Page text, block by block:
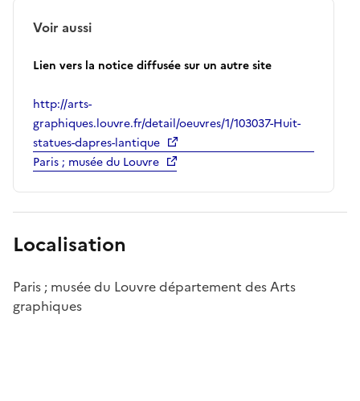
Voir aussi
Lien vers la notice diffusée sur un autre site
http://arts-
graphiques.louvre.fr/detail/oeuvres/1/103037-Huit-
statues-dapres-lantique
Paris ; musée du Louvre
Localisation
Paris ; musée du Louvre département des Arts
graphiques